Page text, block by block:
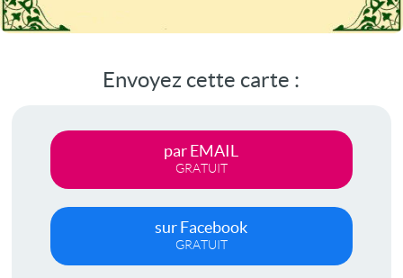
Envoyez cette carte :
par EMAIL
GRATUIT
sur Facebook
GRATUIT